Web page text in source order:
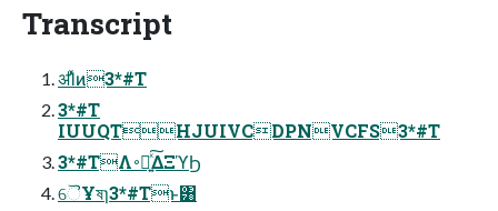
Transcript
ॳΊͯͷ3*#T
3*#T
IUUQTHJUIVCDPNVCFS3*#T
3*#TΛ࠾༻͍ͯ͠ΔΞϓϦ
ୈҰষɿ3*#Tͱ͸